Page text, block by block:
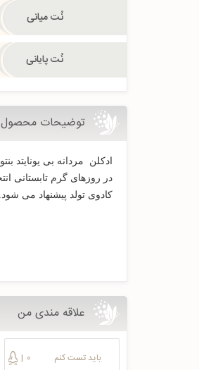
نُت میانی
نُت پایانی
توضیحات محصول
کادوی تولد پیشنهاد می شود.
علاقه مندی من
باید تست کنم | ۰